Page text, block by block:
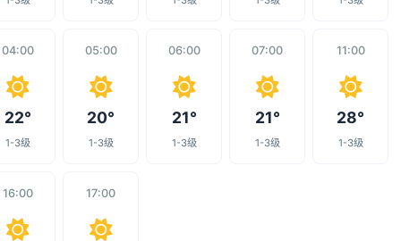
04:00
22°
1-3级
05:00
20°
1-3级
06:00
21°
1-3级
07:00
21°
1-3级
11:00
28°
1-3级
16:00 17:00